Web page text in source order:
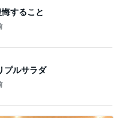
すること
プルサラダ